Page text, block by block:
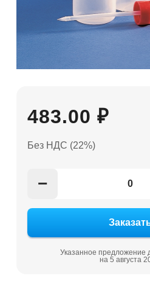
483.00 ₽
Без НДС (22%)
−
Указанное предложение
на 5 августа